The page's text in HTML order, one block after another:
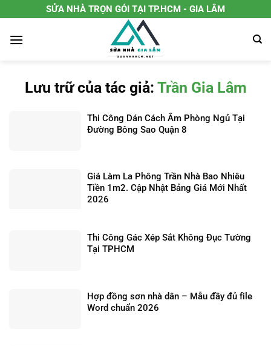
đến
nội
SỬA NHÀ TRỌN GÓI TẠI TP.HCM - GIA LÂM
Lưu trữ của tác giả: Trần Gia Lâm
Thi Công Dán Cách Âm Phòng Ngủ Tại
Đường Bông Sao Quận 8
Giá Làm La Phông Trần Nhà Bao Nhiêu
Tiền 1m2. Cập Nhật Bảng Giá Mới Nhất
2026
Thi Công Gác Xép Sắt Không Đục Tường
Tại TPHCM
Hợp đồng sơn nhà dân – Mẫu đầy đủ file
Word chuẩn 2026